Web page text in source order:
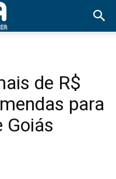
de R$
para
Goiás